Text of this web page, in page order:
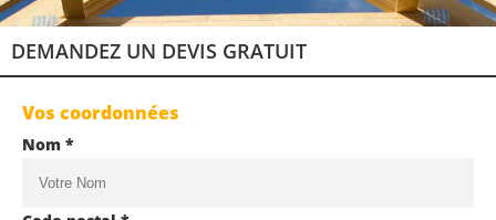
DEMANDEZ UN DEVIS GRATUIT
Vos coordonnées
Nom *